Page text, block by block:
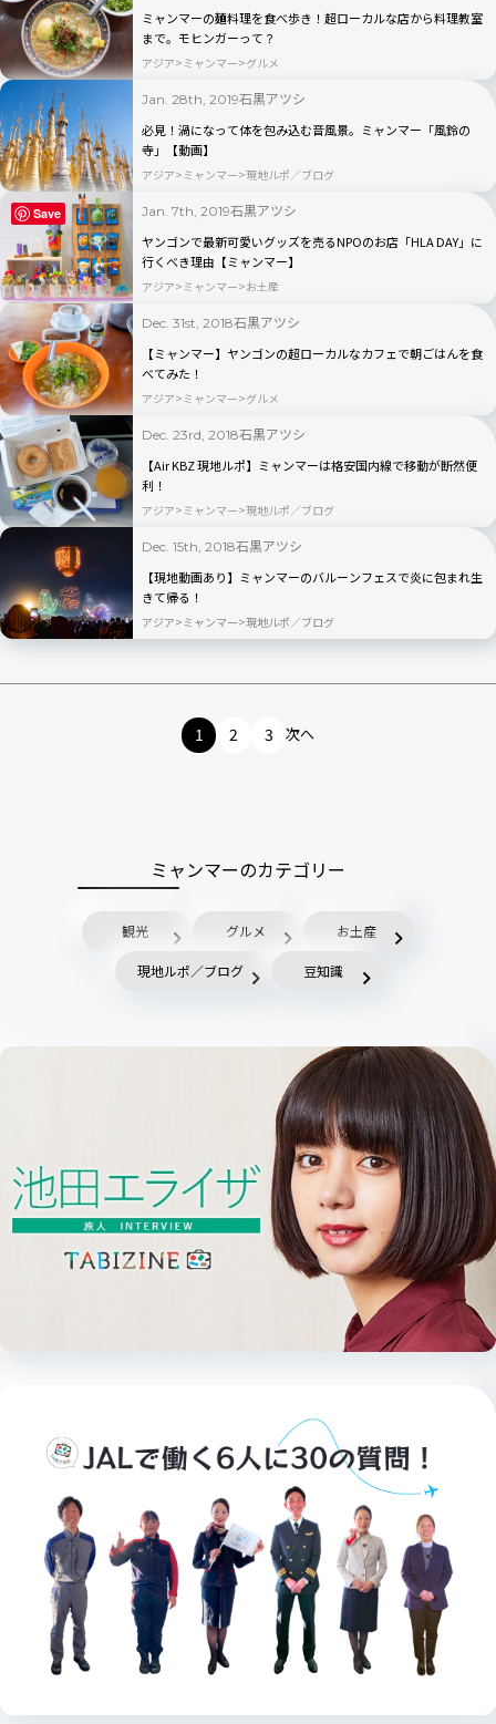
ミャンマーの麺料理を食べ歩き！超ローカルな店から料理教室
まで。モヒンガーって？
アジア ミャンマー グルメ
Jan. 28th, 2019石黒アツシ
必見！渦になって体を包み込む音風景。ミャンマー「風鈴の
寺」【動画】
アジア ミャンマー 現地ルポ／ブログ
Jan. 7th, 2019石黒アツシ
ヤンゴンで最新可愛いグッズを売るNPOのお店「HLA DAY」に
行くべき理由【ミャンマー】
アジア ミャンマー お土産
Dec. 31st, 2018石黒アツシ
【ミャンマー】ヤンゴンの超ローカルなカフェで朝ごはんを食
べてみた！
アジア ミャンマー グルメ
Dec. 23rd, 2018石黒アツシ
【Air KBZ 現地ルポ】ミャンマーは格安国内線で移動が断然便
利！
アジア ミャンマー 現地ルポ／ブログ
Dec. 15th, 2018石黒アツシ
【現地動画あり】ミャンマーのバルーンフェスで炎に包まれ生
きて帰る！
アジア ミャンマー 現地ルポ／ブログ
1 2 3 次へ
ミャンマーのカテゴリー
観光 グルメ お土産
現地ルポ／ブログ 豆知識
Save